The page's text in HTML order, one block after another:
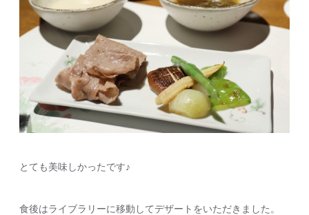
とても美味しかったです♪
食後はライブラリーに移動してデザートをいただきました。